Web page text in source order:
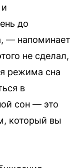
до
— напоминает
не сделал,
режима сна
в
сон — это
который вы